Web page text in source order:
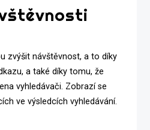
zvýšit návštěvnost, a to díky
a také díky tomu, že
vyhledávači. Zobrazí se
ve výsledcích vyhledávání.